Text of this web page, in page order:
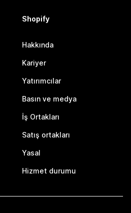
Shopify
Hakkında
Kariyer
Yatırımcılar
Basın ve medya
İş Ortakları
Satış ortakları
Yasal
Hizmet durumu